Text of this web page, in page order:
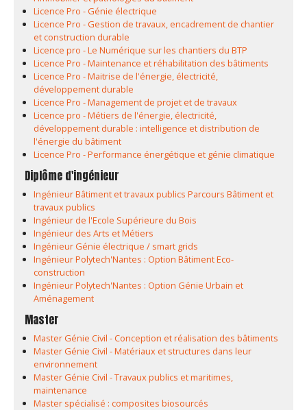
Licence Pro - Génie électrique
Licence Pro - Gestion de travaux, encadrement de chantier
et construction durable
Licence pro - Le Numérique sur les chantiers du BTP
Licence Pro - Maintenance et réhabilitation des bâtiments
Licence Pro - Maitrise de l'énergie, électricité,
développement durable
Licence Pro - Management de projet et de travaux
Licence pro - Métiers de l'énergie, électricité,
développement durable : intelligence et distribution de
l'énergie du bâtiment
Licence Pro - Performance énergétique et génie climatique
Diplôme d'ingénieur
Ingénieur Bâtiment et travaux publics Parcours Bâtiment et
travaux publics
Ingénieur de l'Ecole Supérieure du Bois
Ingénieur des Arts et Métiers
Ingénieur Génie électrique / smart grids
Ingénieur Polytech'Nantes : Option Bâtiment Eco-
construction
Ingénieur Polytech'Nantes : Option Génie Urbain et
Aménagement
Master
Master Génie Civil - Conception et réalisation des bâtiments
Master Génie Civil - Matériaux et structures dans leur
environnement
Master Génie Civil - Travaux publics et maritimes,
maintenance
Master spécialisé : composites biosourcés